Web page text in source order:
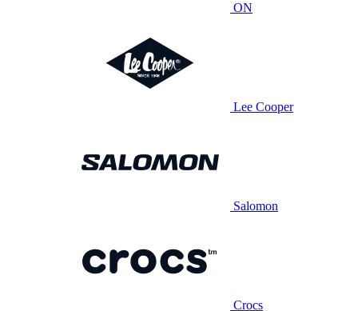
ON
Lee Cooper
Salomon
Crocs